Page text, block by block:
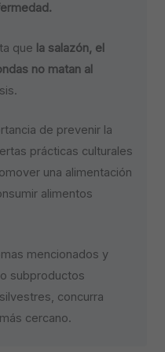
que la salazón, el
no matan al
de prevenir la
prácticas culturales
una alimentación
alimentos
mencionados y
subproductos
concurra
cercano.